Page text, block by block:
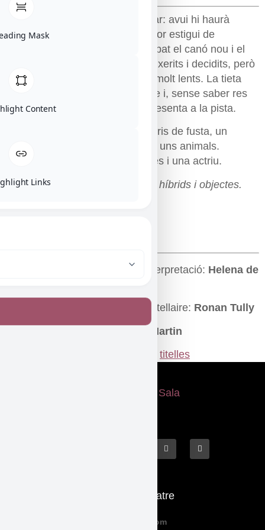
Els Germans Boom ho tenen clar: avui hi haurà
funció. Tant és que el presentador estigui de
vacances, improvisaran. Ha arribat el canó nou i el
volen provar. Són homes bala eixerits i decidits, però
per posar-se d’acord són lents, molt lents. La tieta
Lena diu que és qüestió de ritme i, sense saber res
de circ i metrònom en mà, es presenta a la pista.
Un circ amb homes bala, equilibris de fusta, un
funambulista, efectes casolans i uns animals.
Espectacle interactiu, amb titelles i una actriu.
Titelles de guant, de varetes, fil, híbrids i objectes.
Creació, construcció titelles i interpretació: Helena de
Escenografia i assessorament titellaire: Ronan Tully
Paulette San Martin
titelles
El Teatre
Qui Som
Mask
Content
Links